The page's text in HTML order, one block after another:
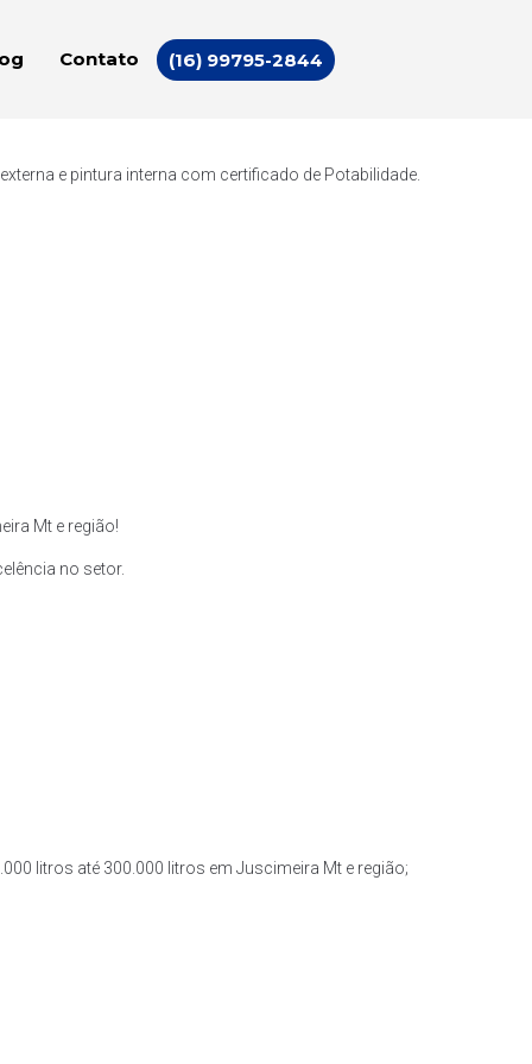
Contato (16) 99795-2844
e pintura interna com certificado de Potabilidade.
Mt e região!
no setor.
litros até 300.000 litros em Juscimeira Mt e região;